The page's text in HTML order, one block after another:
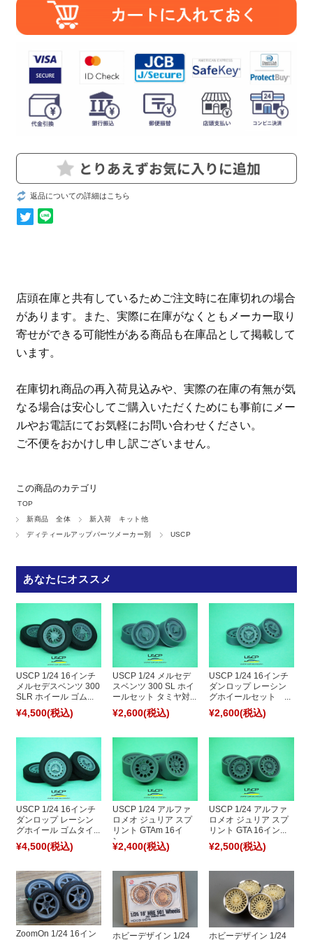
返品についての詳細はこちら
店頭在庫と共有しているためご注文時に在庫切れの場合
があります。また、実際に在庫がなくともメーカー取り
寄せができる可能性がある商品も在庫品として掲載して
います。
在庫切れ商品の再入荷見込みや、実際の在庫の有無が気
なる場合は安心してご購入いただくためにも事前にメー
ルやお電話にてお気軽にお問い合わせください。
ご不便をおかけし申し訳ございません。
この商品のカテゴリ
TOP
新商品 全体
新入荷 キット他
ディティールアップパーツメーカー別
USCP
あなたにオススメ
USCP 1/24 16インチ
メルセデスベンツ 300
SLR ホイール ゴム...
¥4,500(税込)
USCP 1/24 メルセデ
スベンツ 300 SL ホイ
ールセット タミヤ対...
¥2,600(税込)
USCP 1/24 16インチ
ダンロップ レーシン
グホイールセット ...
¥2,600(税込)
USCP 1/24 16インチ
ダンロップ レーシン
グホイール ゴムタイ...
¥4,500(税込)
USCP 1/24 アルファ
ロメオ ジュリア スプ
リント GTAm 16イ
ン...
¥2,400(税込)
USCP 1/24 アルファ
ロメオ ジュリア スプ
リント GTA 16イン...
¥2,500(税込)
ZoomOn 1/24 16イン
ホビーデザイン 1/24 ホビーデザイン 1/24